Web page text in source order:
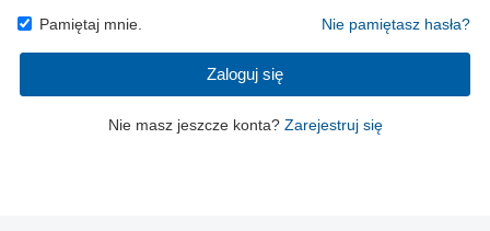
Pamiętaj mnie. Nie pamiętasz hasła?
Zaloguj się
Nie masz jeszcze konta? Zarejestruj się